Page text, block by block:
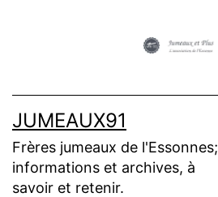
JUMEAUX91
Frères jumeaux de l'Essonnes;
informations et archives, à
savoir et retenir.